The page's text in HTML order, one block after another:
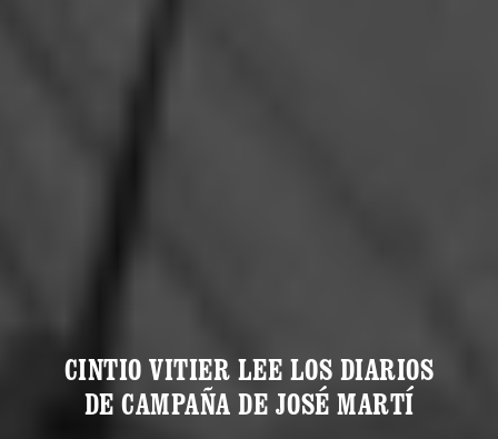
CINTIO VITIER LEE LOS DIARIOS
DE CAMPAÑA DE JOSÉ MARTÍ